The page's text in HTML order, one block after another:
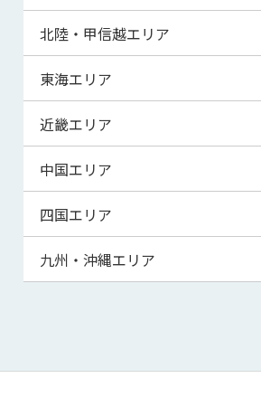
青森県
宮城県
秋田県
山形県
東京都
神奈川県
埼玉県
千葉県
茨城県
群馬県
北陸・甲信越エリア
新潟県
富山県
福井県
山梨県
長野県
東海エリア
岐阜県
静岡県
三重県
近畿エリア
滋賀県
京都府
大阪府
兵庫県
和歌山県
中国エリア
鳥取県
島根県
山口県
四国エリア
徳島県
高知県
九州・沖縄エリア